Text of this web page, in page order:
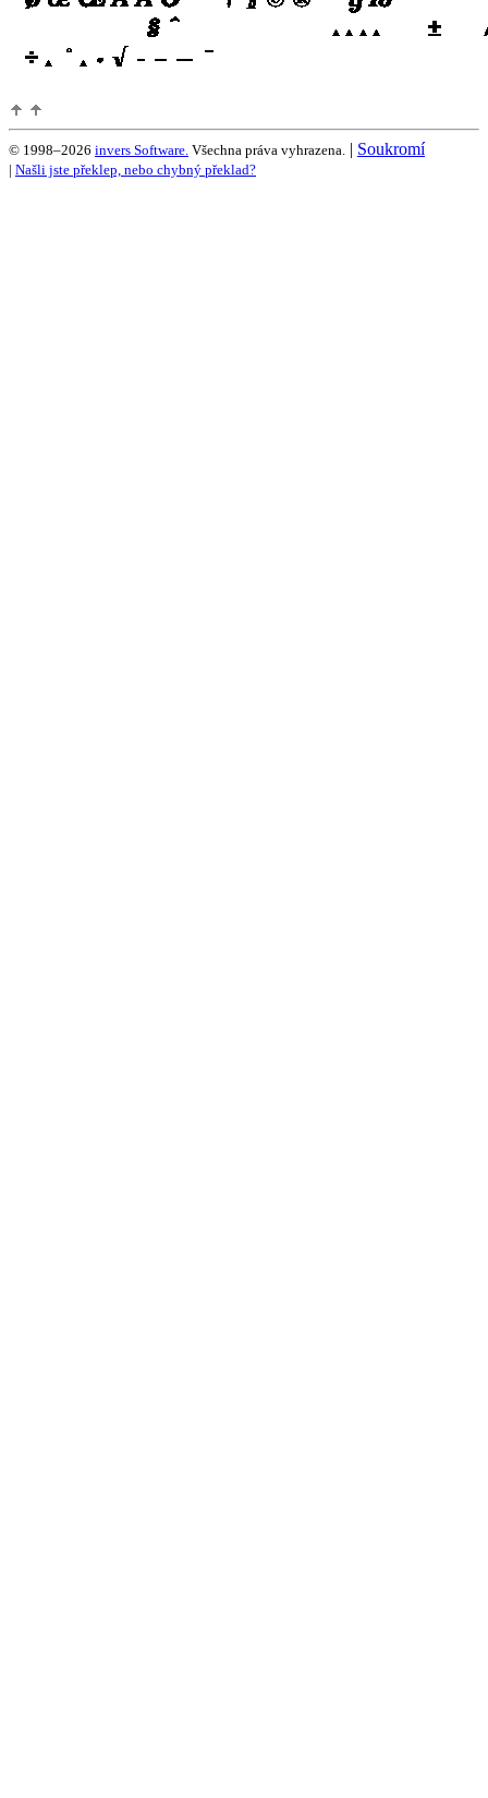
© 1998–2026 invers Software. Všechna práva vyhrazena. | Soukromí
| Našli jste překlep, nebo chybný překlad?